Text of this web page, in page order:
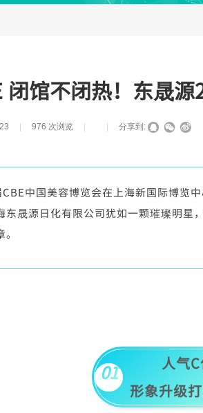
闭馆不闭热！东晟
976 次浏览 分享到:
中国美容博览会在上海新国际博览
晟源日化有限公司犹如一颗璀璨明
01
人气
形象升级